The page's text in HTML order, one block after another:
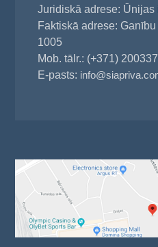
Juridiskā adrese:
Faktiskā adrese:
1005
Mob. tālr.: (+371)
E-pasts: